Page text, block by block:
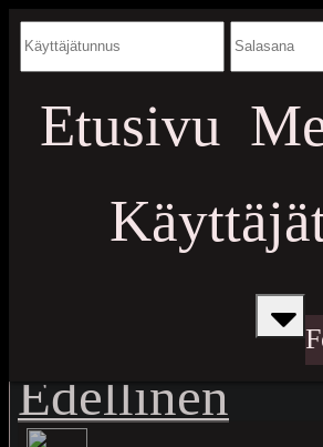
Etusivu
Edellinen